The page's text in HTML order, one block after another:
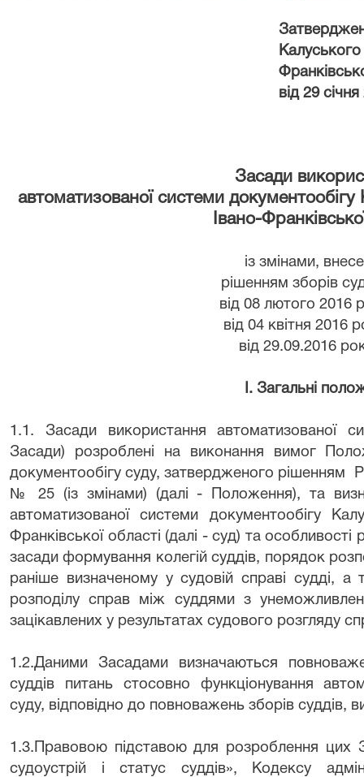
від 29
Засади
автоматизованої системи
Івано-
із змінами,
рішенням зборів
від 08 лютого 2016
від 04 квітня 2016
від 29.09.2016
. Загальні
1.1. Засади використання автоматизованої
Засади) розроблені на виконання вимог
документообігу суду, затвердженого рішенням
№ 25 (із змінами) (далі - Положення), та
автоматизованої системи документообігу
Франківської області (далі - суд) та
засади формування колегій суддів, порядок
раніше визначеному у судовій справі судді,
розподілу справ між суддями з
зацікавлених у результатах судового розгляду
1.2.Даними Засадами визначаються
суддів питань стосовно функціонування
суду, відповідно до повноважень зборів суддів,
1.3.Правовою підставою для розроблення цих
судоустрій і статус суддів», Кодексу